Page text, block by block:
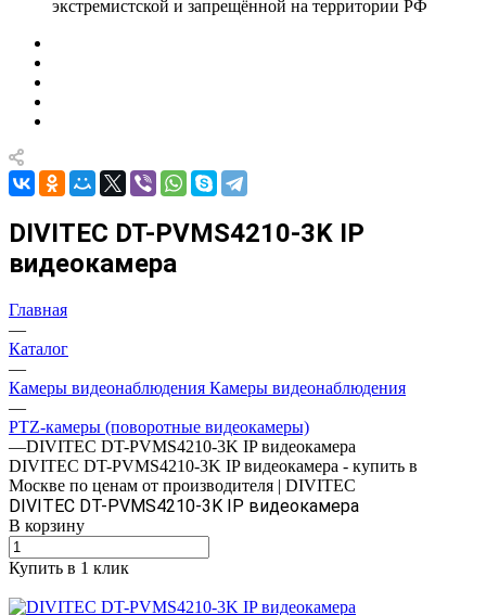
экстремистской и запрещённой на территории РФ
DIVITEC DT-PVMS4210-3K IP
видеокамера
Главная
—
Каталог
—
Камеры видеонаблюдения Камеры видеонаблюдения
—
PTZ-камеры (поворотные видеокамеры)
—DIVITEC DT-PVMS4210-3K IP видеокамера
DIVITEC DT-PVMS4210-3K IP видеокамера - купить в
Москве по ценам от производителя | DIVITEC
DIVITEC DT-PVMS4210-3K IP видеокамера
В корзину
Купить в 1 клик